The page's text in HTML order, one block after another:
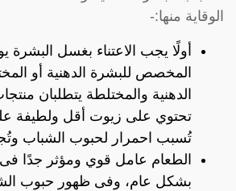
الوقاية منها:-
أولًا يجب الاعتناء بغسل البشرة
المخصص للبشرة الدهنية أو
الدهنية والمختلطة يتطلبان
تحتوي على زيوت أقل ولطيفة
تُسبب احمرار لحبوب الشباب
الطعام عامل قوي ومؤثر جدًا
بشكل عام، وفى ظهور حبوب